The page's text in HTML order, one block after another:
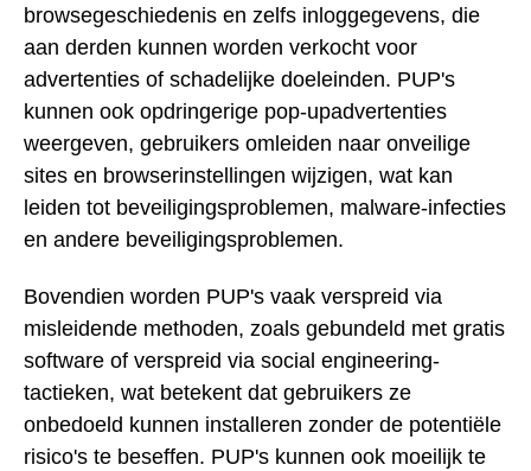
browsegeschiedenis en zelfs inloggegevens, die
aan derden kunnen worden verkocht voor
advertenties of schadelijke doeleinden. PUP's
kunnen ook opdringerige pop-upadvertenties
weergeven, gebruikers omleiden naar onveilige
sites en browserinstellingen wijzigen, wat kan
leiden tot beveiligingsproblemen, malware-infecties
en andere beveiligingsproblemen.
Bovendien worden PUP's vaak verspreid via
misleidende methoden, zoals gebundeld met gratis
software of verspreid via social engineering-
tactieken, wat betekent dat gebruikers ze
onbedoeld kunnen installeren zonder de potentiële
risico's te beseffen. PUP's kunnen ook moeilijk te